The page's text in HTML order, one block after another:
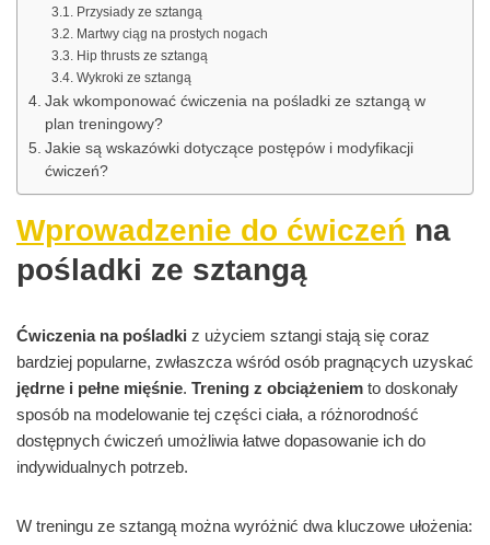
Przysiady ze sztangą
Martwy ciąg na prostych nogach
Hip thrusts ze sztangą
Wykroki ze sztangą
Jak wkomponować ćwiczenia na pośladki ze sztangą w
plan treningowy?
Jakie są wskazówki dotyczące postępów i modyfikacji
ćwiczeń?
Wprowadzenie do ćwiczeń na
pośladki ze sztangą
Ćwiczenia na pośladki z użyciem sztangi stają się coraz
bardziej popularne, zwłaszcza wśród osób pragnących uzyskać
jędrne i pełne mięśnie. Trening z obciążeniem to doskonały
sposób na modelowanie tej części ciała, a różnorodność
dostępnych ćwiczeń umożliwia łatwe dopasowanie ich do
indywidualnych potrzeb.
W treningu ze sztangą można wyróżnić dwa kluczowe ułożenia: